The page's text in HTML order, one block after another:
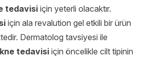
tedavisiiçin yeterli olacaktır.
için ala revalution gel etkili bir ürün
Dermatolog tavsiyesi ile
tedavisiiçin öncelikle cilt tipinin